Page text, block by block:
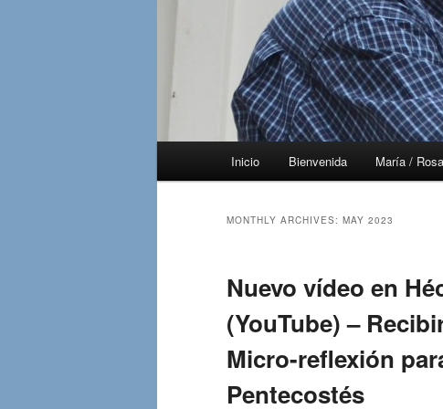
Inicio Bienvenida María /
MONTHLY ARCHIVES: MAY 2023
Nuevo vídeo en
(YouTube) –
Micro-reflexión
Pentecostés